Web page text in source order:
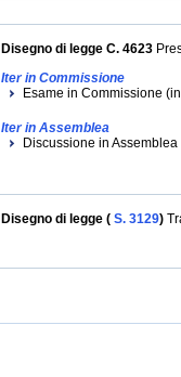
Disegno di legge C. 4623
Iter in Commissione
Esame in Commissione
Iter in Assemblea
Discussione in
Disegno di legge ( S. 3129)